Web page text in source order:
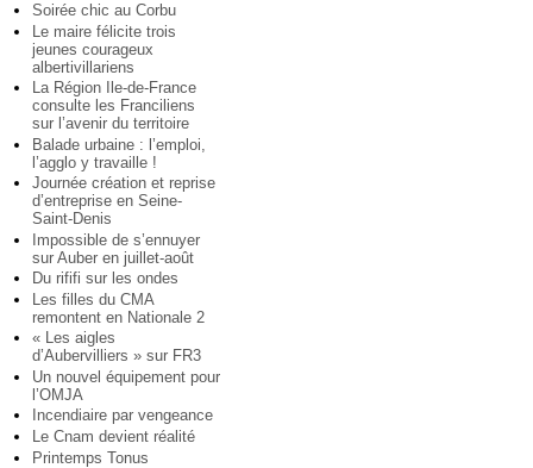
Soirée chic au Corbu
Le maire félicite trois
jeunes courageux
albertivillariens
La Région Ile-de-France
consulte les Franciliens
sur l’avenir du territoire
Balade urbaine : l’emploi,
l’agglo y travaille !
Journée création et reprise
d’entreprise en Seine-
Saint-Denis
Impossible de s’ennuyer
sur Auber en juillet-août
Du rififi sur les ondes
Les filles du CMA
remontent en Nationale 2
« Les aigles
d’Aubervilliers » sur FR3
Un nouvel équipement pour
l’OMJA
Incendiaire par vengeance
Le Cnam devient réalité
Printemps Tonus